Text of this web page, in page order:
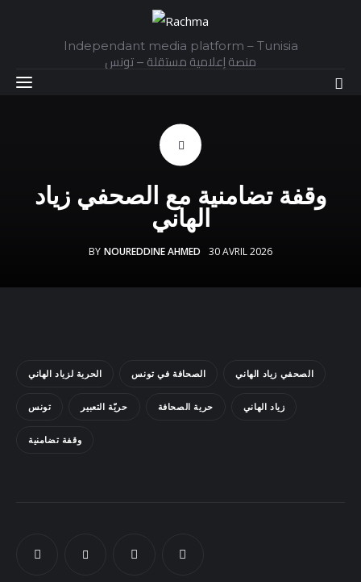
Independant media platform – Tunisia
منصة إعلامية مستقلة – تونس
Sounds
وقفة تضامنية مع الصحفي زياد
الهاني
BY NOUREDDINE AHMED 30 AVRIL 2026
الحرية لزياد الهاني الصحافة في تونس الصحفي زياد الهاني
تونس حريّة التعبير حرية الصحافة زياد الهاني
وقفة تضامنية